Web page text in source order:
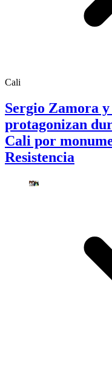
Cali
Sergio Zamora
protagonizan
Cali por
Resistencia